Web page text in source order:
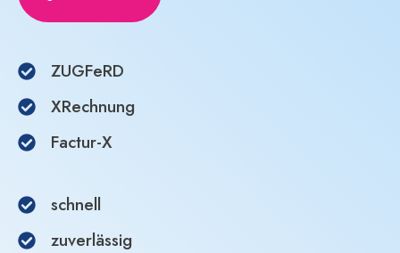
ZUGFeRD
XRechnung
Factur-X
schnell
zuverlässig